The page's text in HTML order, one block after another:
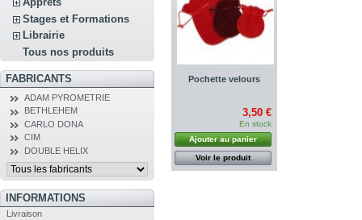
Stages et Formations
Librairie
Tous nos produits
FABRICANTS
ADAM PYROMETRIE
BETHLEHEM
CARLO DONA
CIM
DOUBLE HELIX
INFORMATIONS
Livraison
Pochette velours
3,50 €
En stock
Ajouter au panier
Voir le produit